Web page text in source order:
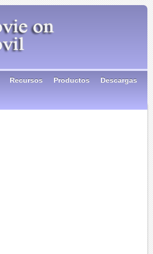
Recursos Productos Descargas